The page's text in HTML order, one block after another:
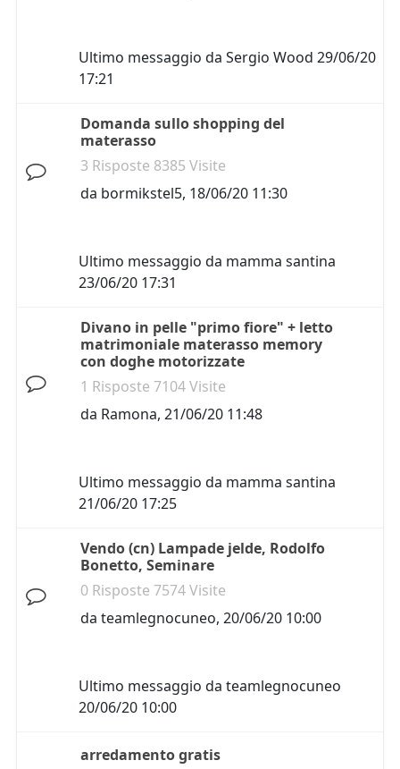
Ultimo messaggio da Sergio Wood 29/06/20
17:21
Domanda sullo shopping del
materasso
3 Risposte 8385 Visite
da bormikstel5, 18/06/20 11:30
Ultimo messaggio da mamma santina
23/06/20 17:31
Divano in pelle "primo fiore" + letto
matrimoniale materasso memory
con doghe motorizzate
1 Risposte 7104 Visite
da Ramona, 21/06/20 11:48
Ultimo messaggio da mamma santina
21/06/20 17:25
Vendo (cn) Lampade jelde, Rodolfo
Bonetto, Seminare
0 Risposte 7574 Visite
da teamlegnocuneo, 20/06/20 10:00
Ultimo messaggio da teamlegnocuneo
20/06/20 10:00
arredamento gratis